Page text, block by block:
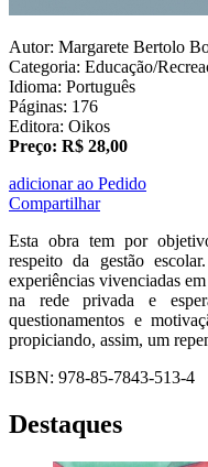
Autor: Margarete Bertolo
Categoria: Educação/
Idioma: Português
Páginas: 176
Editora: Oikos
Preço: R$ 28,00
adicionar ao Pedido
Compartilhar
Esta obra tem por
respeito da gestão
experiências vivenciadas
na rede privada e
questionamentos e
propiciando, assim, um
ISBN: 978-85-7843-513-4
Destaques